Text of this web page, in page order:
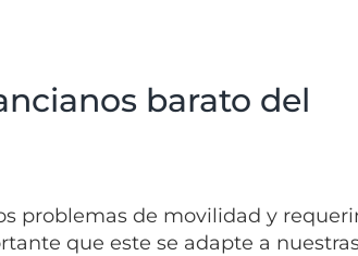
barato del
problemas de movilidad y
que este se adapte a